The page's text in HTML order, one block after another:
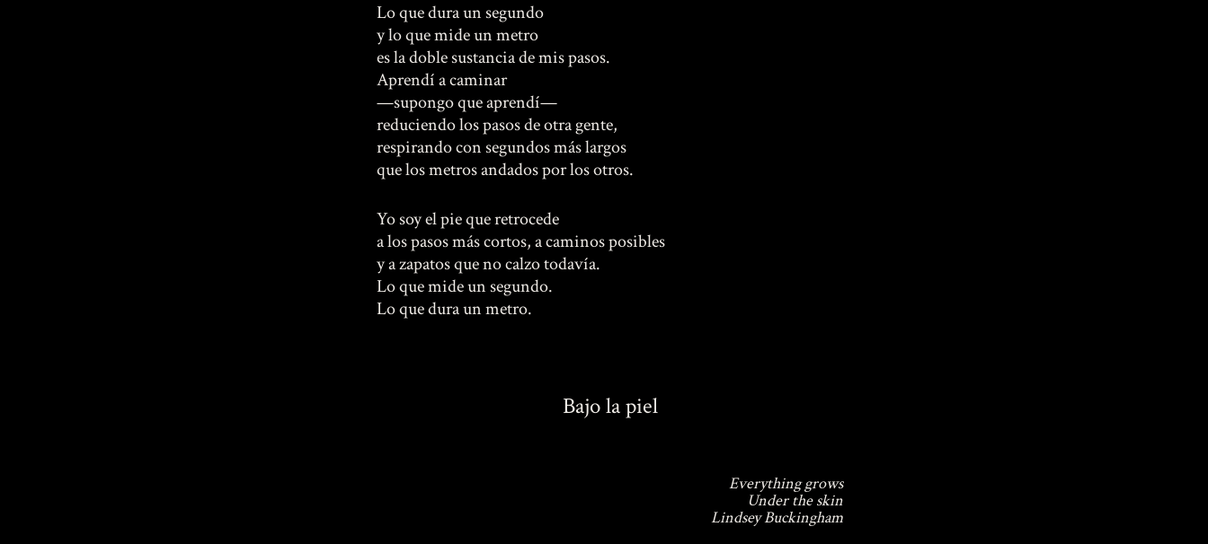
Lo que dura un segundo
y lo que mide un metro
es la doble sustancia de mis pasos.
Aprendí a caminar
—supongo que aprendí—
reduciendo los pasos de otra gente,
respirando con segundos más largos
que los metros andados por los otros.
Yo soy el pie que retrocede
a los pasos más cortos, a caminos posibles
y a zapatos que no calzo todavía.
Lo que mide un segundo.
Lo que dura un metro.
Bajo la piel
Everything grows
Under the skin
Lindsey Buckingham